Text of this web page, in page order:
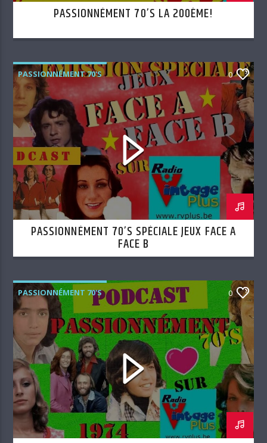
PASSIONNÉMENT 70’S LA 200ÈME!
PASSIONNÉMENT 70'S 0
PASSIONNÉMENT 70’S SPÉCIALE JEUX FACE A
FACE B
PASSIONNÉMENT 70'S 0